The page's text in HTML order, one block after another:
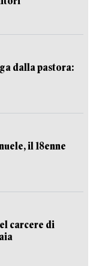
dalla pastora:
il 18enne
carcere di